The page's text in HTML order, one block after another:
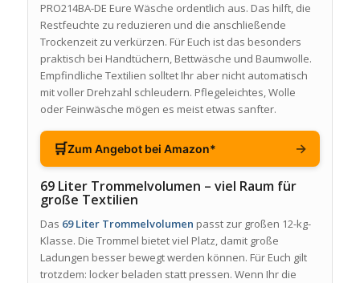
PRO214BA-DE Eure Wäsche ordentlich aus. Das hilft, die
Restfeuchte zu reduzieren und die anschließende
Trockenzeit zu verkürzen. Für Euch ist das besonders
praktisch bei Handtüchern, Bettwäsche und Baumwolle.
Empfindliche Textilien solltet Ihr aber nicht automatisch
mit voller Drehzahl schleudern. Pflegeleichtes, Wolle
oder Feinwäsche mögen es meist etwas sanfter.
🛒Zum Angebot bei Amazon* →
69 Liter Trommelvolumen – viel Raum für
große Textilien
Das 69 Liter Trommelvolumen passt zur großen 12-kg-
Klasse. Die Trommel bietet viel Platz, damit große
Ladungen besser bewegt werden können. Für Euch gilt
trotzdem: locker beladen statt pressen. Wenn Ihr die